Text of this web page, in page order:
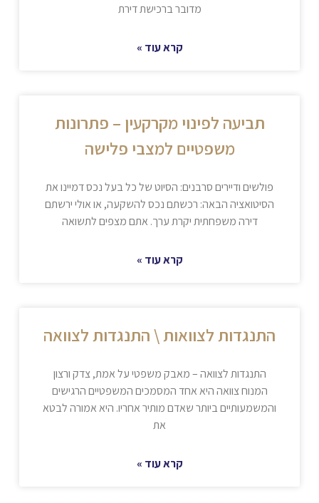
מדובר ברכישת דירת
קרא עוד »
תביעה לפינוי מקרקעין – פתרונות
משפטיים למצבי פלישה
פולשים ודיירים סרבנים: הסיוט של כל בעל נכס דמיינו את
הסיטואציה הבאה: רכשתם נכס להשקעה, או אולי ירשתם
דירה משפחתית יקרת ערך. אתם מצפים לתשואה
קרא עוד »
התנגדות לצוואות \ התנגדות לצוואה
התנגדות לצוואה – מאבק משפטי על אמת, צדק ורצון
המנוח צוואה היא אחד המסמכים המשפטיים הרגישים
והמשמעותיים ביותר שאדם מותיר אחריו. היא אמורה לבטא
את
קרא עוד »